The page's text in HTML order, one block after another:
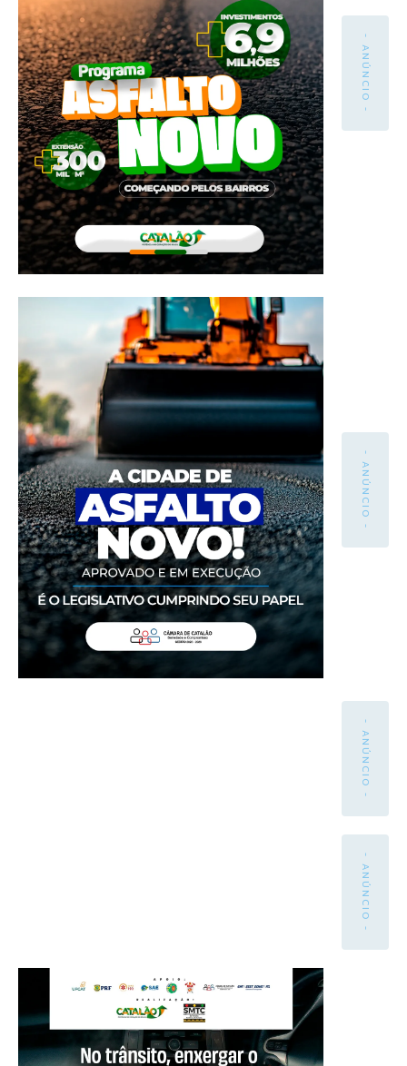
- ANÚNCIO -
- ANÚNCIO -
- ANÚNCIO -
- ANÚNCIO -